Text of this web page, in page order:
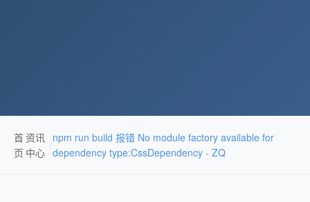
首
页
资讯
中心
/
npm run build 报错 No module factory available for
dependency type:CssDependency - ZQ